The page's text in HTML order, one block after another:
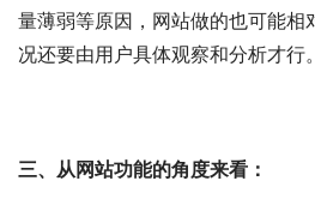
量薄弱等原因，网站做的也可能相
况还要由用户具体观察和分析才行。
三、从网站功能的角度来看：